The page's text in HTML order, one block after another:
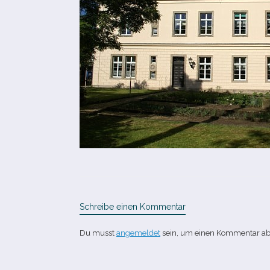
Schreibe einen Kommentar
Du musst angemeldet sein, um einen Kommentar